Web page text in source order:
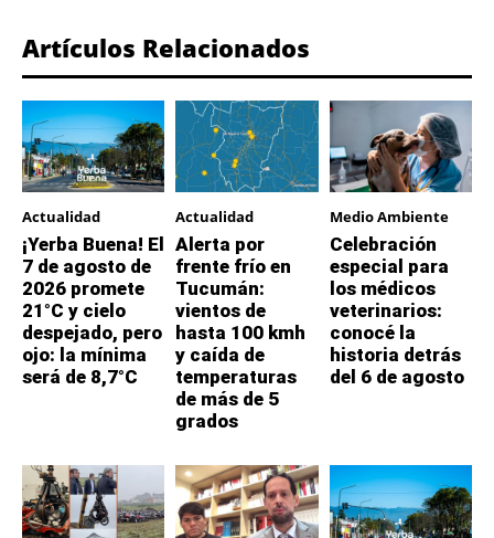
Artículos Relacionados
Actualidad
¡Yerba Buena! El
7 de agosto de
2026 promete
21°C y cielo
despejado, pero
ojo: la mínima
será de 8,7°C
Actualidad
Alerta por
frente frío en
Tucumán:
vientos de
hasta 100 kmh
y caída de
temperaturas
de más de 5
grados
Medio Ambiente
Celebración
especial para
los médicos
veterinarios:
conocé la
historia detrás
del 6 de agosto